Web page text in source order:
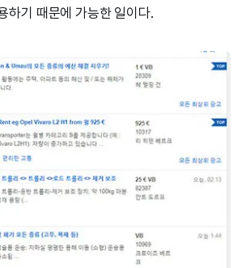
하기 때문에 가능한 일이다.